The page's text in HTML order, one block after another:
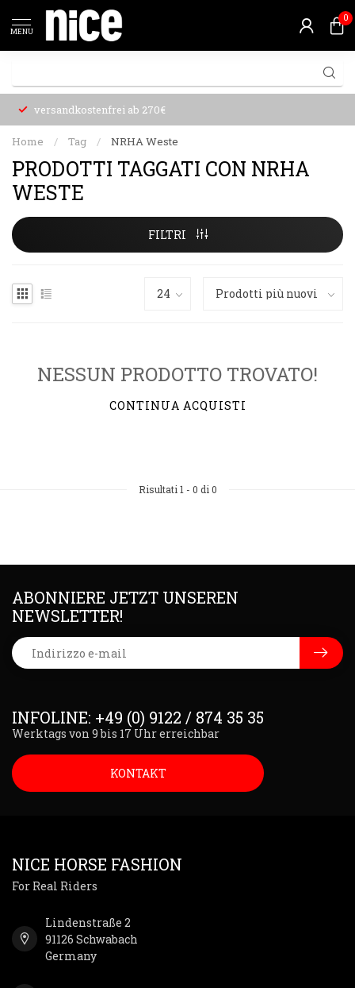
MENU
0
versandkostenfrei ab 270€
Home / Tag / NRHA Weste
PRODOTTI TAGGATI CON NRHA
WESTE
FILTRI
NESSUN PRODOTTO TROVATO!
CONTINUA ACQUISTI
Risultati 1 - 0 di 0
INFOLINE: +49 (0) 9122 / 874 35 35
Werktags von 9 bis 17 Uhr erreichbar
KONTAKT
ABONNIERE JETZT UNSEREN
NEWSLETTER!
NICE HORSE FASHION
For Real Riders
Lindenstraße 2
91126 Schwabach
Germany